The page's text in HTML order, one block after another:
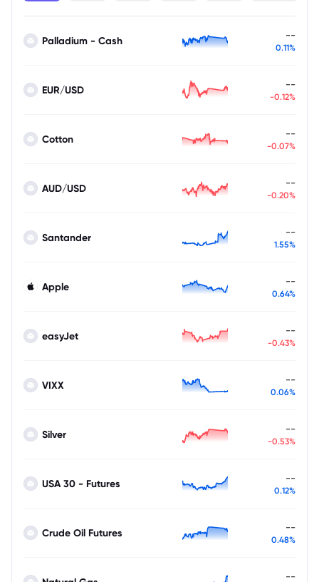
Palladium - Cash --
0.11%
EUR/USD --
-0.12%
Cotton --
-0.07%
AUD/USD --
-0.20%
Santander --
1.55%
Apple --
0.64%
easyJet --
-0.43%
VIXX --
0.06%
Silver --
-0.53%
USA 30 - Futures --
0.12%
Crude Oil Futures --
0.48%
--